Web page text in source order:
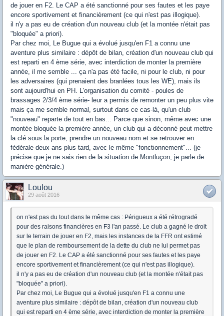
de jouer en F2. Le CAP a été sanctionné pour ses fautes et les paye
encore sportivement et financièrement (ce qui n'est pas illogique).
il n'y a pas eu de création d'un nouveau club (et la montée n'était pas
"bloquée" a priori).
Par chez moi, Le Bugue qui a évolué jusqu'en F1 a connu une
aventure plus similaire : dépôt de bilan, création d'un nouveau club qui
est reparti en 4 ème série, avec interdiction de monter la première
année, il me semble ... ça n'a pas été facile, ni pour le club, ni pour
les adversaires (qui prenaient des branlées tous les WE), mais ils
sont aujourd'hui en PH. L'organisation du comité - poules de
brassages 2/3/4 ème série- leur a permis de remonter un peu plus vite
mais ça me semble normal, surtout dans ce cas-là, qu'un club
"nouveau" reparte de tout en bas... Parce que sinon, même avec une
montée bloquée la première année, un club qui a déconné peut mettre
la clé sous la porte, prendre un nouveau nom et se retrouver en
fédérale deux ans plus tard, avec le même "fonctionnement"... (je
précise que je ne sais rien de la situation de Montluçon, je parle de
manière générale.)
Loulou
29 août 2016
on n'est pas du tout dans le même cas : Périgueux a été rétrogradé
pour des raisons financières en F3 l'an passé. Le club a gagné le droit
sur le terrain de jouer en F2, mais les instances de la FFR ont estimé
que le plan de remboursement de la dette du club ne lui permet pas
de jouer en F2. Le CAP a été sanctionné pour ses fautes et les paye
encore sportivement et financièrement (ce qui n'est pas illogique).
il n'y a pas eu de création d'un nouveau club (et la montée n'était pas
"bloquée" a priori).
Par chez moi, Le Bugue qui a évolué jusqu'en F1 a connu une
aventure plus similaire : dépôt de bilan, création d'un nouveau club
qui est reparti en 4 ème série, avec interdiction de monter la première